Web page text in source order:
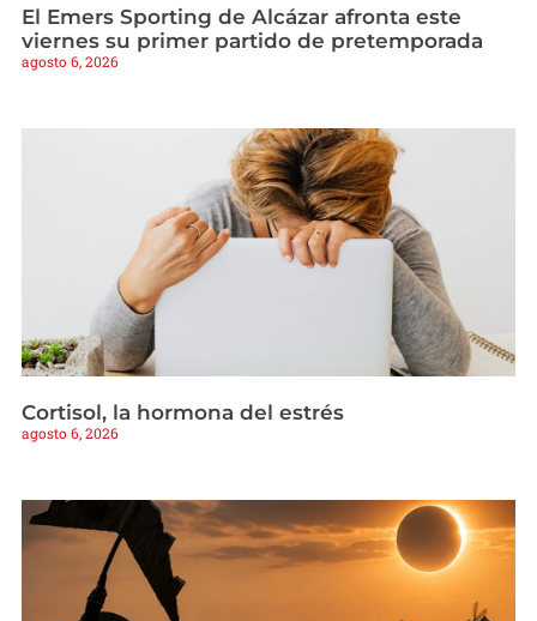
El Emers Sporting de Alcázar afronta este
viernes su primer partido de pretemporada
agosto 6, 2026
Cortisol, la hormona del estrés
agosto 6, 2026